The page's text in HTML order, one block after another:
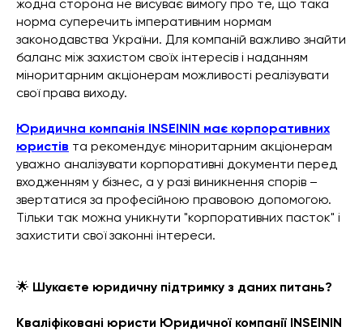
жодна сторона не висуває вимогу про те, що така
норма суперечить імперативним нормам
законодавства України. Для компаній важливо знайти
баланс між захистом своїх інтересів і наданням
міноритарним акціонерам можливості реалізувати
свої права виходу.
Юридична компанія INSEININ має корпоративних
юристів та рекомендує міноритарним акціонерам
уважно аналізувати корпоративні документи перед
входженням у бізнес, а у разі виникнення спорів –
звертатися за професійною правовою допомогою.
Тільки так можна уникнути "корпоративних пасток" і
захистити свої законні інтереси.
🌟 Шукаєте юридичну підтримку з даних питань?
Кваліфіковані юристи Юридичної компанії INSEININ